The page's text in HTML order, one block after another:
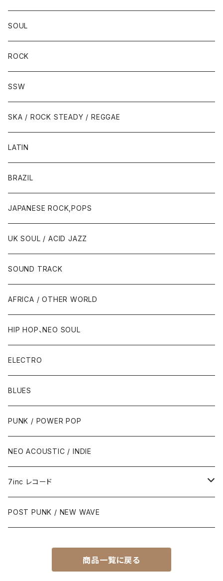
SOUL
ROCK
SSW
SKA / ROCK STEADY / REGGAE
LATIN
BRAZIL
JAPANESE ROCK,POPS
UK SOUL / ACID JAZZ
SOUND TRACK
AFRICA / OTHER WORLD
HIP HOP、NEO SOUL
ELECTRO
BLUES
PUNK / POWER POP
NEO ACOUSTIC / INDIE
7inc レコード
PUNK / 2TONE
SKA / ROCK STEADY / REGGAE
POST PUNK / NEW WAVE
商品一覧に戻る